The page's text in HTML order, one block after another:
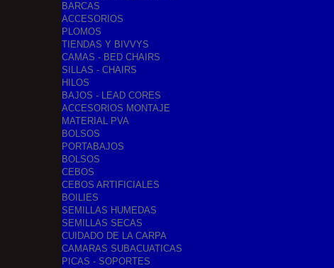
BARCAS
ACCESORIOS
PLOMOS
TIENDAS Y BIVVYS
CAMAS - BED CHAIRS
SILLAS - CHAIRS
HILOS
BAJOS - LEAD CORES
ACCESORIOS MONTAJE
MATERIAL PVA
BOLSOS
PORTABAJOS
BOLSOS
CEBOS
CEBOS ARTIFICIALES
BOILIES
SEMILLAS HUMEDAS
SEMILLAS SECAS
CUIDADO DE LA CARPA
CAMARAS SUBACUATICAS
PICAS - SOPORTES